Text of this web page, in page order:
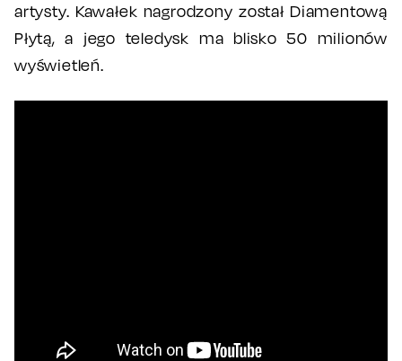
artysty. Kawałek nagrodzony został Diamentową
Płytą, a jego teledysk ma blisko 50 milionów
wyświetleń.